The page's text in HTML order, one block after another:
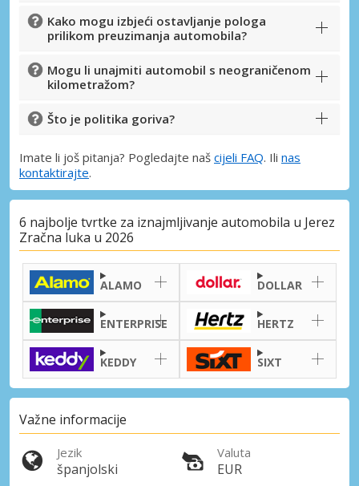
Kako mogu izbjeći ostavljanje pologa
prilikom preuzimanja automobila?
Mogu li unajmiti automobil s neograničenom
kilometražom?
Što je politika goriva?
Imate li još pitanja? Pogledajte naš cijeli FAQ. Ili nas
kontaktirajte.
6 najbolje tvrtke za iznajmljivanje automobila u Jerez
Zračna luka u 2026
ALAMO DOLLAR
ENTERPRISE HERTZ
KEDDY SIXT
Važne informacije
Jezik
španjolski
Valuta
EUR
Posebni popusti
Pristupite ekskluzivnim ponudama naših
dobavljača